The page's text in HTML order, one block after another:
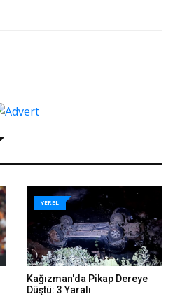
YEREL
Kağızman'da Pikap Dereye
Düştü: 3 Yaralı